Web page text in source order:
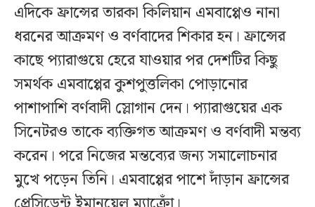
এদিকে ফ্রান্সের তারকা কিলিয়ান এমবাপ্পেও নানা
ধরনের আক্রমণ ও বর্ণবাদের শিকার হন। ফ্রান্সের
কাছে প্যারাগুয়ে হেরে যাওয়ার পর দেশটির কিছু
সমর্থক এমবাপ্পের কুশপুত্তলিকা পোড়ানোর
পাশাপাশি বর্ণবাদী স্লোগান দেন। প্যারাগুয়ের এক
সিনেটরও তাকে ব্যক্তিগত আক্রমণ ও বর্ণবাদী মন্তব্য
করেন। পরে নিজের মন্তব্যের জন্য সমালোচনার
মুখে পড়েন তিনি। এমবাপ্পের পাশে দাঁড়ান ফ্রান্সের